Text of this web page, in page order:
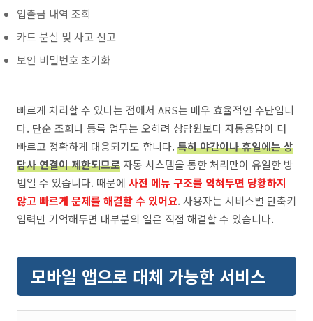
입출금 내역 조회
카드 분실 및 사고 신고
보안 비밀번호 초기화
빠르게 처리할 수 있다는 점에서 ARS는 매우 효율적인 수단입니
다. 단순 조회나 등록 업무는 오히려 상담원보다 자동응답이 더
빠르고 정확하게 대응되기도 합니다. 특히 야간이나 휴일에는 상
담사 연결이 제한되므로자동 시스템을 통한 처리만이 유일한 방
법일 수 있습니다. 때문에 사전 메뉴 구조를 익혀두면 당황하지
않고 빠르게 문제를 해결할 수 있어요. 사용자는 서비스별 단축키
입력만 기억해두면 대부분의 일은 직접 해결할 수 있습니다.
모바일 앱으로 대체 가능한 서비스